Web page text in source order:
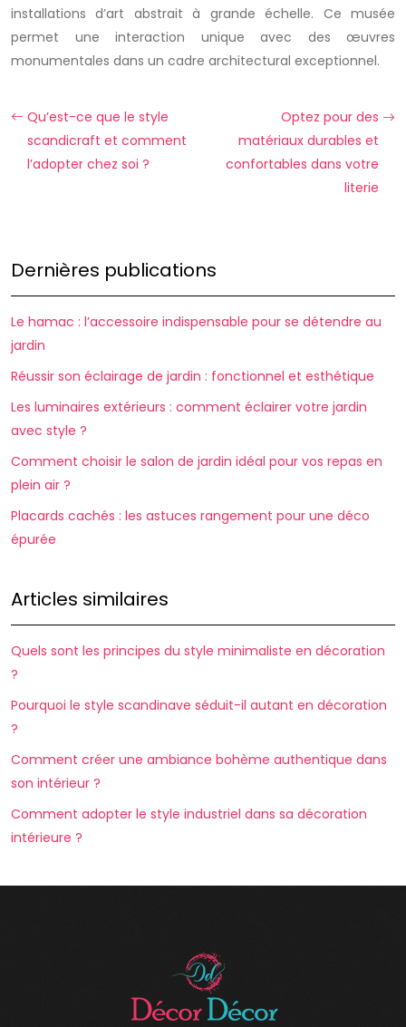
installations d’art abstrait à grande échelle. Ce musée
permet une interaction unique avec des œuvres
monumentales dans un cadre architectural exceptionnel.
Qu’est-ce que le style
scandicraft et comment
l’adopter chez soi ?
Optez pour des
matériaux durables et
confortables dans votre
literie
Dernières publications
Le hamac : l’accessoire indispensable pour se détendre au
jardin
Réussir son éclairage de jardin : fonctionnel et esthétique
Les luminaires extérieurs : comment éclairer votre jardin
avec style ?
Comment choisir le salon de jardin idéal pour vos repas en
plein air ?
Placards cachés : les astuces rangement pour une déco
épurée
Articles similaires
Quels sont les principes du style minimaliste en décoration
?
Pourquoi le style scandinave séduit-il autant en décoration
?
Comment créer une ambiance bohème authentique dans
son intérieur ?
Comment adopter le style industriel dans sa décoration
intérieure ?